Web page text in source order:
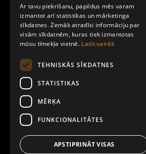
Noteikumi un līgumi
Kontakti
Ar tavu piekrišanu, papildus mēs varam
izmantot arī statistikas un mārketinga
sīkdatnes. Zemāk atradīsi informāciju par
visām sīkdatnēm, kuras tiek izmantotas
mūsu tīmekļa vietnē. Lasīt vairāk
TEHNISKĀS SĪKDATNES
STATISTIKAS
MĒRĶA
FUNKCIONALITĀTES
APSTIPRINĀT VISAS